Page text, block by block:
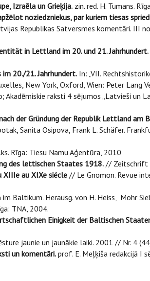
Izraēla un Grieķija. zin. red. H. Tumans.
noziedzniekus, par kuriem tiesas
Republikas Satversmes komentāri. III
in Lettland im 20. und 21. Jahrhundert.
20./21. Jahrhundert. In: „VII.
New York, Oxford, Wien: Peter Lang
Akadēmiskie raksti 4 sējumos „Latvieši un
der Gründung der Republik Lettland am
Sanita Osipova, Frank L. Schäfer.
Rīga: Tiesu Namu Aģentūra, 2010
des lettischen Staates 1918.// Zeitschrift
au XIXe siécle // Le Gnomon. Revue
Baltikum. Herausg. von H. Heiss, Mohr
TNA, 2004.
Einigkeit der Baltischen
jaunie un jaunākie laiki. 2001 // Nr. 4
un komentāri. prof. E. Meļķiša redakcijā I